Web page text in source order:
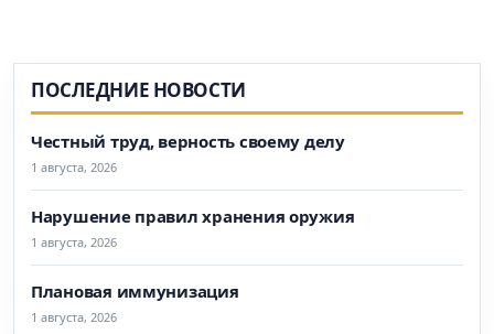
ПОСЛЕДНИЕ НОВОСТИ
Честный труд, верность своему делу
1 августа, 2026
Нарушение правил хранения оружия
1 августа, 2026
Плановая иммунизация
1 августа, 2026